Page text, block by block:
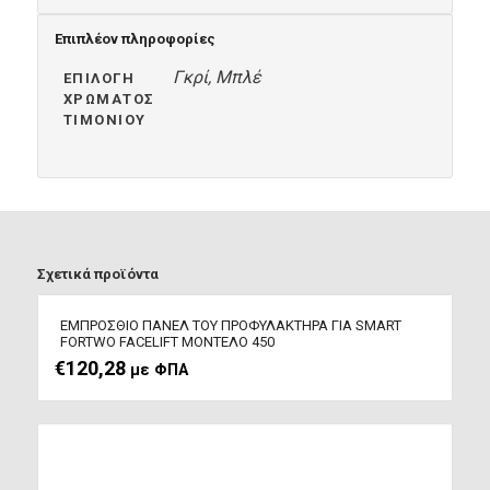
Επιπλέον πληροφορίες
ΕΠΙΛΟΓΉ
ΧΡΏΜΑΤΟΣ
ΤΙΜΟΝΙΟΎ
Γκρί, Μπλέ
Σχετικά προϊόντα
ΕΜΠΡΟΣΘΙΟ ΠΑΝΕΛ ΤΟΥ ΠΡΟΦΥΛΑΚΤΗΡΑ ΓΙΑ SMART
FORTWO FACELIFT ΜΟΝΤΕΛΟ 450
€120,28 με ΦΠΑ